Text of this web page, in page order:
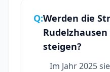
Q:Werden die
steigen?
Im Jahr 2025